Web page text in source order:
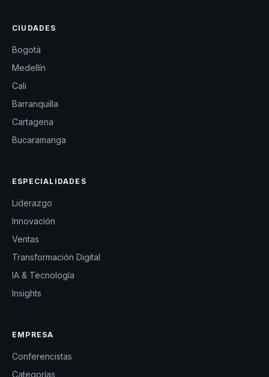
CIUDADES
Bogotá
Medellín
Cali
Barranquilla
Cartagena
Bucaramanga
ESPECIALIDADES
Liderazgo
Innovación
Ventas
Transformación Digital
IA & Tecnología
Insights
EMPRESA
Conferencistas
Categorías